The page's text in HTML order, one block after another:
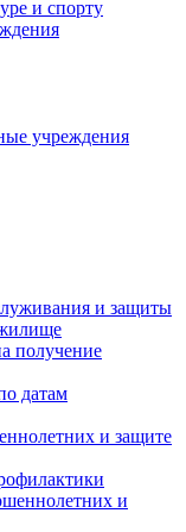
и спорту
учреждения
и защиты
получение
датам
и защите
и